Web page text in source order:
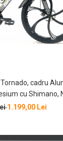
cadru
cu Shimano,
1.199,00 Lei